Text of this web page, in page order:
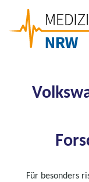
Für besonders